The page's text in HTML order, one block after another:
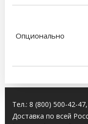
Опционально
Тел.: 8 (800) 500-42-47
Доставка по всей